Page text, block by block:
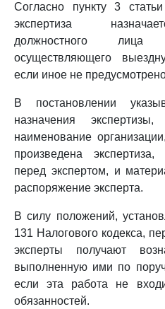
Согласно пункту 3
экспертиза
должностного лица
осуществляющего
если иное не
В постановлении
назначения
наименование
произведена
перед экспертом, и
распоряжение эксперта.
В силу положений,
131 Налогового кодекса,
эксперты получают
выполненную ими по
если эта работа не
обязанностей.